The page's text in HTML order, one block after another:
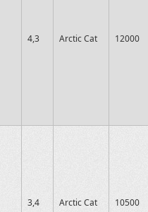
4,3 Arctic Cat 12000
3,4 Arctic Cat 10500